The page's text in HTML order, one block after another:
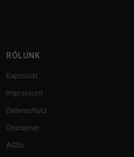
RÓLUNK
Kapcsolat
Impressum
Datenschutz
Disclaimer
AGBs